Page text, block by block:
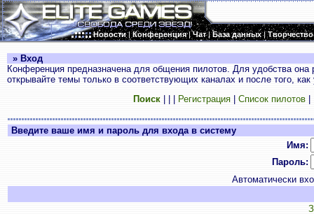
Новости|Конференция|Чат|База данных|Творчество
» Вход
Конференция предназначена для общения пилотов. Для удобства
открывайте темы только в соответствующих каналах и после того,
Поиск
Регистрация Список пилотов
Введите ваше имя и пароль для входа в систему
Имя:
Пароль:
Автоматически